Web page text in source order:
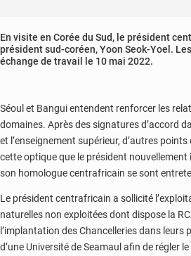
En visite en Corée du Sud, le président
président sud-coréen, Yoon Seok-Yoel.
échange de travail le 10 mai 2022.
Séoul et Bangui entendent renforcer les
domaines. Après des signatures d’accord
et l’enseignement supérieur, d’autres
cette optique que le président nouvellement
son homologue centrafricain se sont
Le président centrafricain a sollicité
naturelles non exploitées dont dispose la
l’implantation des Chancelleries dans leurs
d’une Université de Seamaul afin de régler